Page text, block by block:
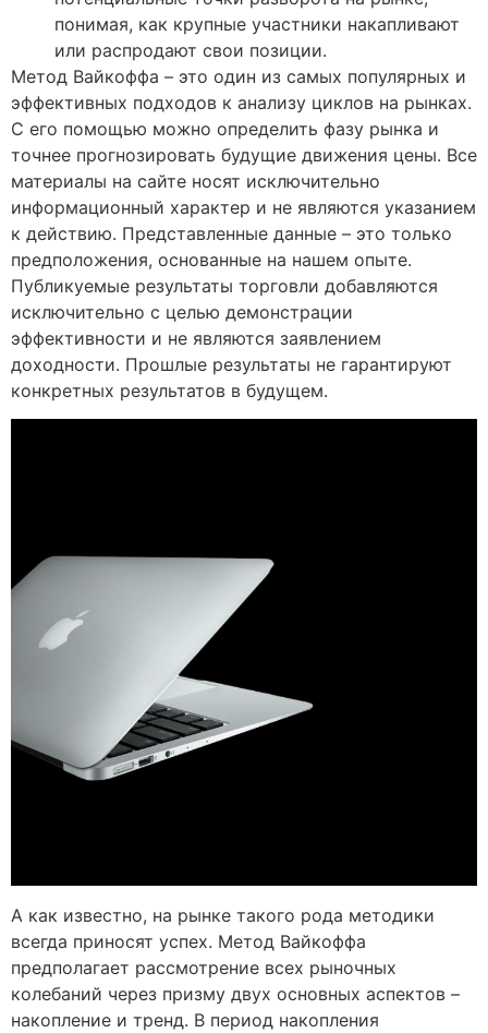
понимая, как крупные участники накапливают
или распродают свои позиции.
Метод Вайкоффа – это один из самых популярных и
эффективных подходов к анализу циклов на рынках.
С его помощью можно определить фазу рынка и
точнее прогнозировать будущие движения цены. Все
материалы на сайте носят исключительно
информационный характер и не являются указанием
к действию. Представленные данные – это только
предположения, основанные на нашем опыте.
Публикуемые результаты торговли добавляются
исключительно с целью демонстрации
эффективности и не являются заявлением
доходности. Прошлые результаты не гарантируют
конкретных результатов в будущем.
А как известно, на рынке такого рода методики
всегда приносят успех. Метод Вайкоффа
предполагает рассмотрение всех рыночных
колебаний через призму двух основных аспектов –
накопление и тренд. В период накопления